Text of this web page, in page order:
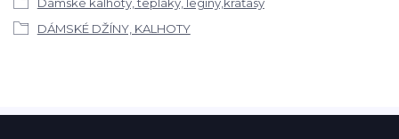
DÁMSKÉ DŽÍNY, KALHOTY